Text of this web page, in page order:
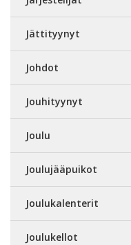
Jättityynyt
Johdot
Jouhityynyt
Joulu
Joulujääpuikot
Joulukalenterit
Joulukellot